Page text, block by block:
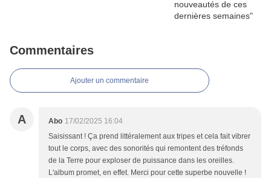
Commentaires
Ajouter un commentaire
A Abo 17/02/2025 16:04
Saisissant ! Ça prend littéralement aux tripes et cela fait vibrer
tout le corps, avec des sonorités qui remontent des tréfonds
de la Terre pour exploser de puissance dans les oreilles.
L'album promet, en effet. Merci pour cette superbe nouvelle !